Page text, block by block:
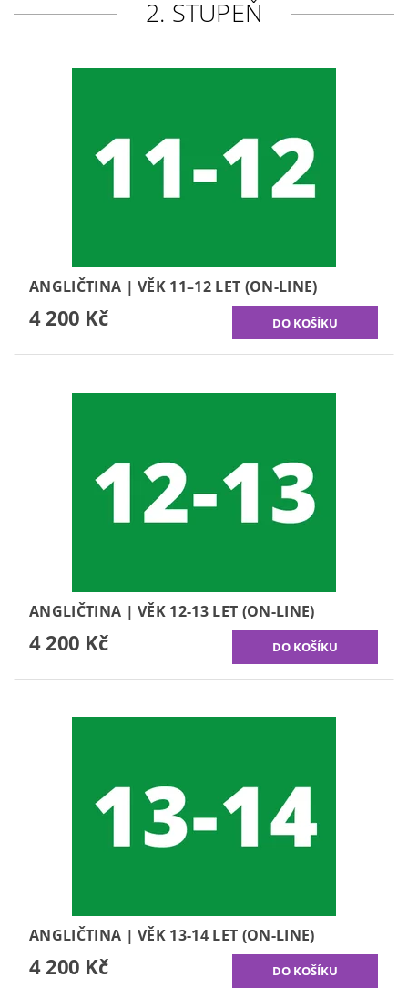
2. STUPEŇ
ANGLIČTINA | VĚK 11–12 LET (ON-LINE)
4 200 Kč
ANGLIČTINA | VĚK 12-13 LET (ON-LINE)
4 200 Kč
ANGLIČTINA | VĚK 13-14 LET (ON-LINE)
4 200 Kč